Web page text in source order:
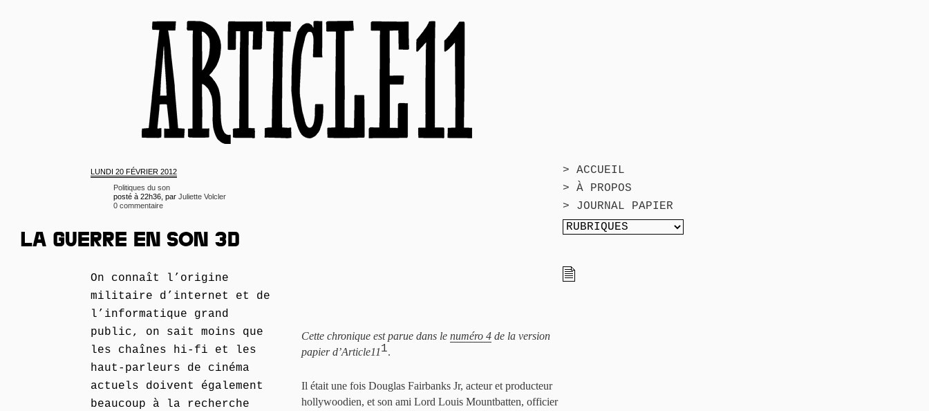
> ACCUEIL
> À PROPOS
> JOURNAL PAPIER
LUNDI 20 FÉVRIER 2012
Politiques du son
posté à 22h36, par Juliette Volcler
0 commentaire
LA GUERRE EN SON 3D
On connaît l’origine
militaire d’internet et de
l’informatique grand
public, on sait moins que
les chaînes hi-fi et les
haut-parleurs de cinéma
actuels doivent également
beaucoup à la recherche
Cette chronique est parue dans le numéro 4 de la version
papier d’Article111.
Il était une fois Douglas Fairbanks Jr, acteur et producteur
hollywoodien, et son ami Lord Louis Mountbatten, officier